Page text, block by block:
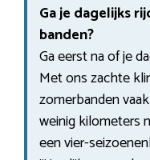
Ga je dagelijks
banden?
Ga eerst na of je
Met ons zachte
zomerbanden
weinig kilometers
een vier-